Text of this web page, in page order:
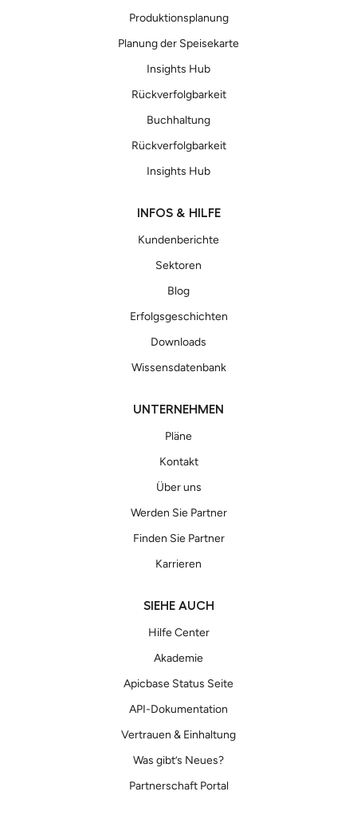
Produktionsplanung
Planung der Speisekarte
Insights Hub
Rückverfolgbarkeit
Buchhaltung
Rückverfolgbarkeit
Insights Hub
INFOS & HILFE
Kundenberichte
Sektoren
Blog
Erfolgsgeschichten
Downloads
Wissensdatenbank
UNTERNEHMEN
Pläne
Kontakt
Über uns
Werden Sie Partner
Finden Sie Partner
Karrieren
SIEHE AUCH
Hilfe Center
Akademie
Apicbase Status Seite
API-Dokumentation
Vertrauen & Einhaltung
Was gibt’s Neues?
Partnerschaft Portal